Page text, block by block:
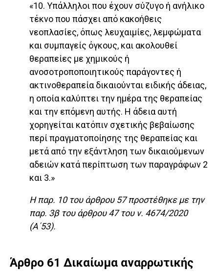
«10. Υπάλληλοι που έχουν σύζυγο ή ανήλικο
τέκνο που πάσχει από κακοήθεις
νεοπλασίες, όπως λευχαιμίες, λεμφώματα
και συμπαγείς όγκους, και ακολουθεί
θεραπείες με χημικούς ή
ανοσοτροποποιητικούς παράγοντες ή
ακτινοθεραπεία δικαιούνται ειδικής άδειας,
η οποία καλύπτει την ημέρα της θεραπείας
και την επόμενη αυτής. Η άδεια αυτή
χορηγείται κατόπιν σχετικής βεβαίωσης
περί πραγματοποίησης της θεραπείας και
μετά από την εξάντληση των δικαιούμενων
αδειών κατά περίπτωση των παραγράφων 2
και 3.»
Η παρ. 10 του άρθρου 57 προστέθηκε με την
παρ. 3β του άρθρου 47 του ν. 4674/2020
(Α΄53).
Άρθρο 61 Δικαίωμα αναρρωτικής